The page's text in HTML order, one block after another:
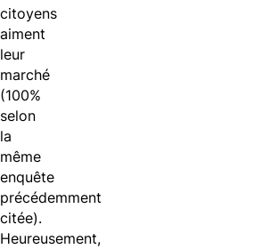
citoyens
aiment
leur
marché
(100%
selon
la
même
enquête
précédemment
citée).
Heureusement,